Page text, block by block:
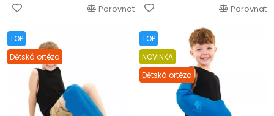
Porovnat Porovnat
TOP
Dětská ortéza
TOP
NOVINKA
Dětská ortéza